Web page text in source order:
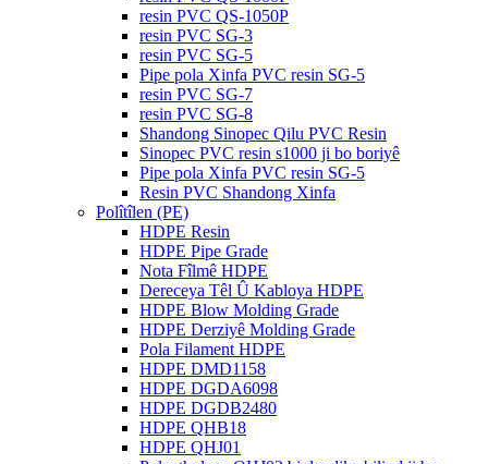
resin PVC QS-1050P
resin PVC SG-3
resin PVC SG-5
Pipe pola Xinfa PVC resin SG-5
resin PVC SG-7
resin PVC SG-8
Shandong Sinopec Qilu PVC Resin
Sinopec PVC resin s1000 ji bo boriyê
Pipe pola Xinfa PVC resin SG-5
Resin PVC Shandong Xinfa
Polîtîlen (PE)
HDPE Resin
HDPE Pipe Grade
Nota Fîlmê HDPE
Dereceya Têl Û Kabloya HDPE
HDPE Blow Molding Grade
HDPE Derziyê Molding Grade
Pola Filament HDPE
HDPE DMD1158
HDPE DGDA6098
HDPE DGDB2480
HDPE QHB18
HDPE QHJ01